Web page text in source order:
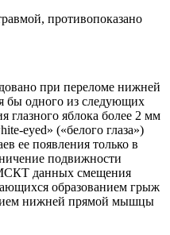
противопоказано
при переломе нижней
бы одного из следующих
глазного яблока более 2 мм
eyed» («белого глаза»)
ее появления только в
подвижности
данных смещения
образованием грыж
нижней прямой мышцы